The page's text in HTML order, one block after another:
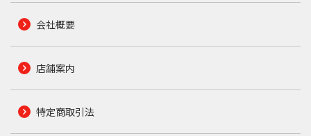
会社概要
店舗案内
特定商取引法